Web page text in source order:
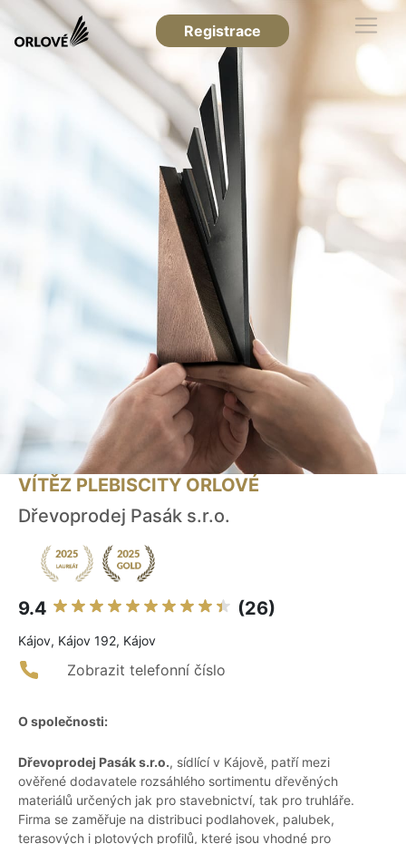
Registrace
VÍTĚZ PLEBISCITY ORLOVÉ
Dřevoprodej Pasák s.r.o.
9.4 (26)
Kájov, Kájov 192, Kájov
Zobrazit telefonní číslo
O společnosti:
Dřevoprodej Pasák s.r.o., sídlící v Kájově, patří mezi
ověřené dodavatele rozsáhlého sortimentu dřevěných
materiálů určených jak pro stavebnictví, tak pro truhláře.
Firma se zaměřuje na distribuci podlahovek, palubek,
terasových i plotových profilů, které jsou vhodné pro